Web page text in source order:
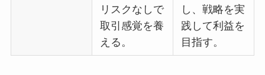
リスクなしで
取引感覚を養
える。
し、戦略を実
践して利益を
目指す。